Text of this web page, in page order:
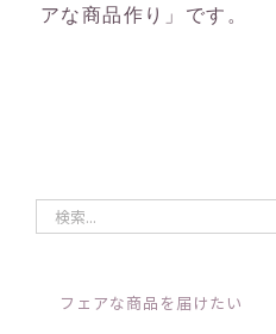
アな商品作り」です。
索
フェアな商品を届けたい